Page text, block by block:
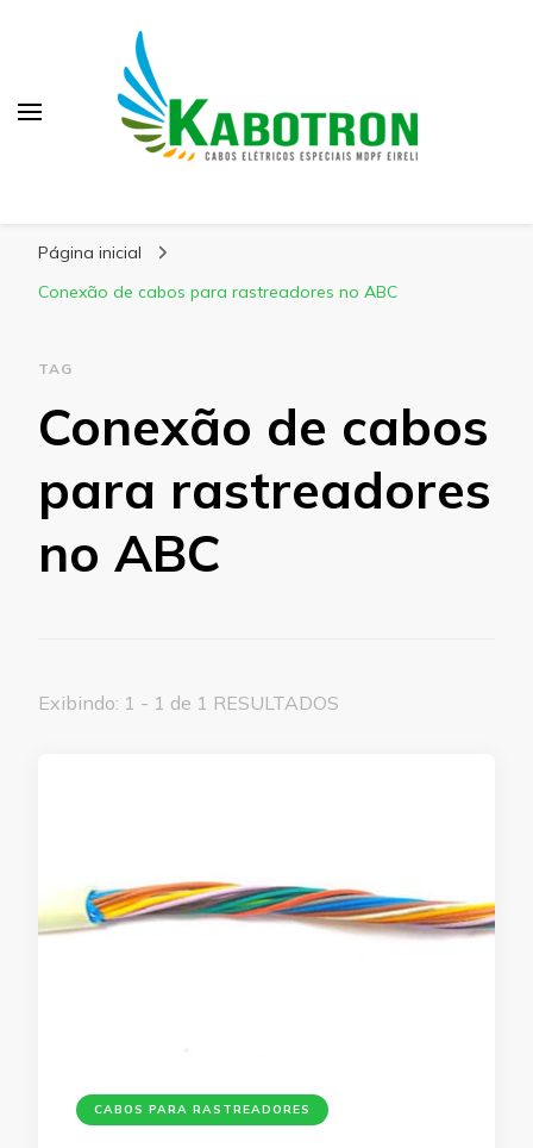
Página inicial
Conexão de cabos para rastreadores no ABC
TAG
Conexão de cabos
para rastreadores
no ABC
Exibindo: 1 - 1 de 1 RESULTADOS
CABOS PARA RASTREADORES